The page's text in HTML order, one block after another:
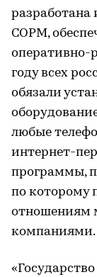
разработана
СОРМ,
оперативно-
году всех
обязали
любые
интернет-
программы,
по которому
отношениям
компаниями.